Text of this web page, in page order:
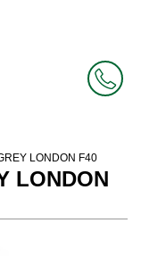
LONDON F40
LONDON